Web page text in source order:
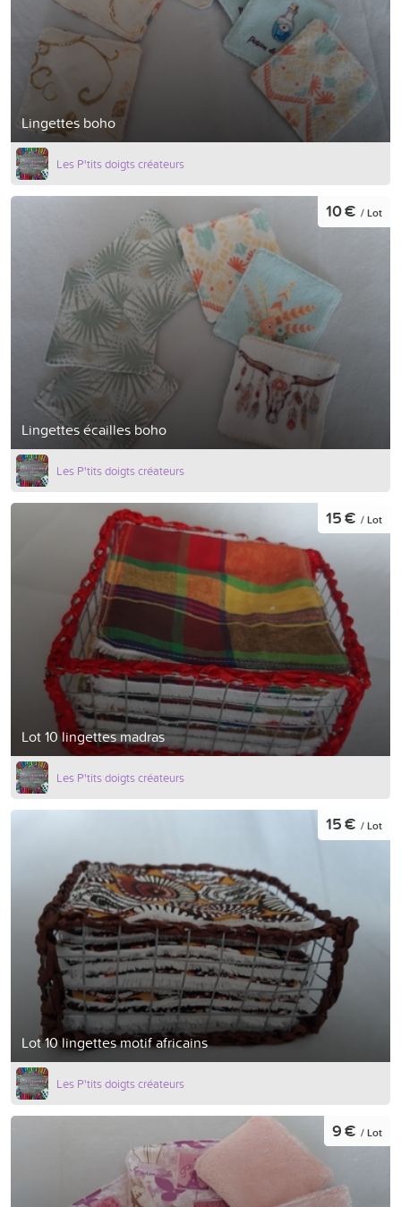
Lingettes boho
Les P'tits doigts créateurs
Lingettes écailles boho
10 € / Lot
Les P'tits doigts créateurs
Lot 10 lingettes madras
15 € / Lot
Les P'tits doigts créateurs
Lot 10 lingettes motif africains
15 € / Lot
Les P'tits doigts créateurs
9 € / Lot